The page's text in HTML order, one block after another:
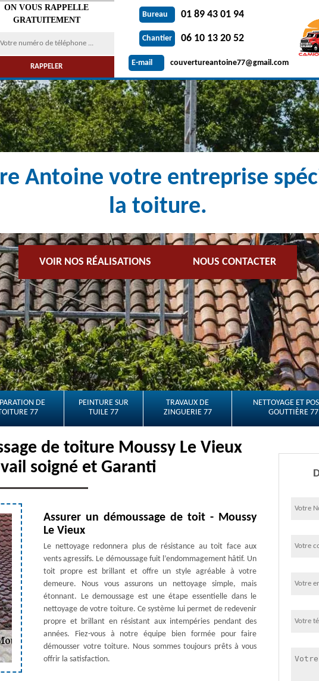
ON VOUS RAPPELLE
GRATUITEMENT
Bureau 01 89 43 01 94
Chantier 06 10 13 20 52
E-mail couvertureantoine77@gmail.com
Antoine votre entreprise
la toiture.
VOIR NOS RÉALISATIONS NOUS CONTACTER
DE
77
PEINTURE SUR
TUILE 77
TRAVAUX DE
ZINGUERIE 77
NETTOYAGE ET
GOUTTIÈRE 77
de toiture Moussy Le Vieux
soigné et Garanti
Assurer un démoussage de toit - Moussy
Le Vieux
Le nettoyage redonnera plus de résistance au toit face aux
vents agressifs. Le démoussage fuit l’endommagement hâtif. Un
toit propre est brillant et offre un style agréable à votre
demeure. Nous vous assurons un nettoyage simple, mais
étonnant. Le demoussage est une étape essentielle dans le
nettoyage de votre toiture. Ce système lui permet de redevenir
propre et brillant en résistant aux intempéries pendant des
années. Fiez-vous à notre équipe bien formée pour faire
démousser votre toiture. Nous sommes toujours prêts à vous
offrir la satisfaction.